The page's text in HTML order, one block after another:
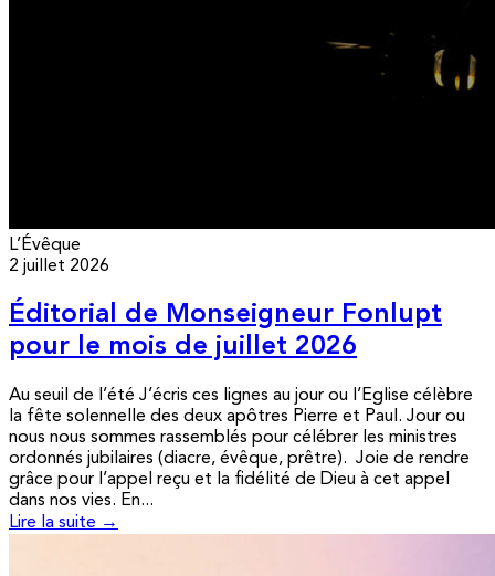
L’Évêque
2 juillet 2026
Éditorial de Monseigneur Fonlupt
pour le mois de juillet 2026
Au seuil de l’été J’écris ces lignes au jour ou l’Eglise célèbre
la fête solennelle des deux apôtres Pierre et Paul. Jour ou
nous nous sommes rassemblés pour célébrer les ministres
ordonnés jubilaires (diacre, évêque, prêtre). Joie de rendre
grâce pour l’appel reçu et la fidélité de Dieu à cet appel
dans nos vies. En...
Lire la suite →